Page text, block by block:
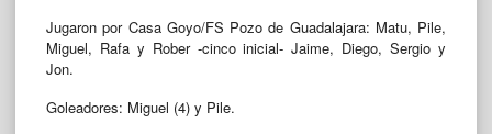
Jugaron por Casa Goyo/FS Pozo de Guadalajara: Matu, Pile,
Miguel, Rafa y Rober -cinco inicial- Jaime, Diego, Sergio y
Jon.
Goleadores: Miguel (4) y Pile.